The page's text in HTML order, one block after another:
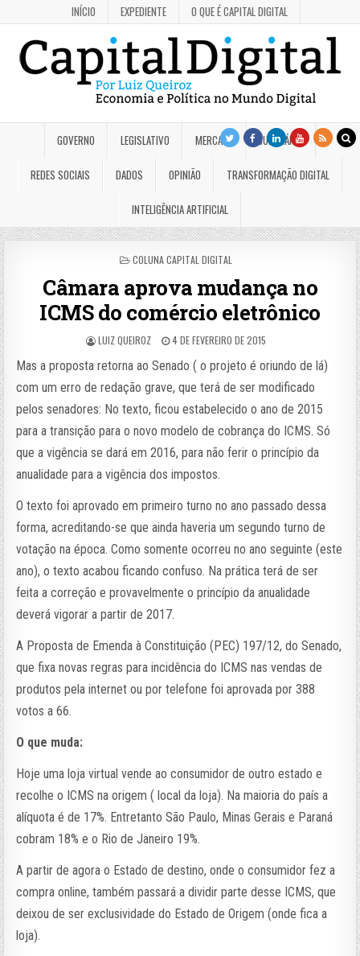
INÍCIO EXPEDIENTE O QUE É CAPITAL DIGITAL
GOVERNO LEGISLATIVO MERCADO JUDICIÁRIO
REDES SOCIAIS DADOS OPINIÃO TRANSFORMAÇÃO DIGITAL
INTELIGÊNCIA ARTIFICIAL
POSTED
COLUNA CAPITAL DIGITAL
Câmara aprova mudança no
ICMS do comércio eletrônico
LUIZ QUEIROZ 4 DE FEVEREIRO DE 2015
Mas a proposta retorna ao Senado ( o projeto é oriundo de lá)
com um erro de redação grave, que terá de ser modificado
pelos senadores: No texto, ficou estabelecido o ano de 2015
para a transição para o novo modelo de cobrança do ICMS. Só
que a vigência se dará em 2016, para não ferir o princípio da
anualidade para a vigência dos impostos.
O texto foi aprovado em primeiro turno no ano passado dessa
forma, acreditando-se que ainda haveria um segundo turno de
votação na época. Como somente ocorreu no ano seguinte (este
ano), o texto acabou ficando confuso. Na prática terá de ser
feita a correção e provavelmente o princípio da anualidade
deverá vigorar a partir de 2017.
A Proposta de Emenda à Constituição (PEC) 197/12, do Senado,
que fixa novas regras para incidência do ICMS nas vendas de
produtos pela internet ou por telefone foi aprovada por 388
votos a 66.
O que muda:
Hoje uma loja virtual vende ao consumidor de outro estado e
recolhe o ICMS na origem ( local da loja). Na maioria do país a
alíquota é de 17%. Entretanto São Paulo, Minas Gerais e Paraná
cobram 18% e o Rio de Janeiro 19%.
A partir de agora o Estado de destino, onde o consumidor fez a
compra online, também passará a dividir parte desse ICMS, que
deixou de ser exclusividade do Estado de Origem (onde fica a
loja).